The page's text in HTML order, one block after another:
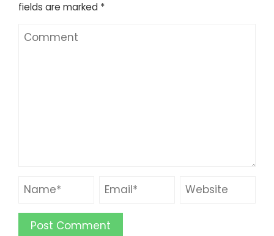
fields are marked *